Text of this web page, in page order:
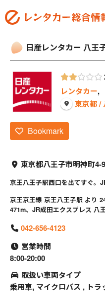
日産レンタカー 八王
レンタカー,
東京都 /
Bookmark
東京都八王子市明神町4-
京王八王子駅西口を出てすぐ。
京王京王線 京王八王子駅 より
471m、JR成田エクスプレス 八
042-656-4123
営業時間
8:00-20:00
取扱い車両タイプ
乗用車, マイクロバス , トラ